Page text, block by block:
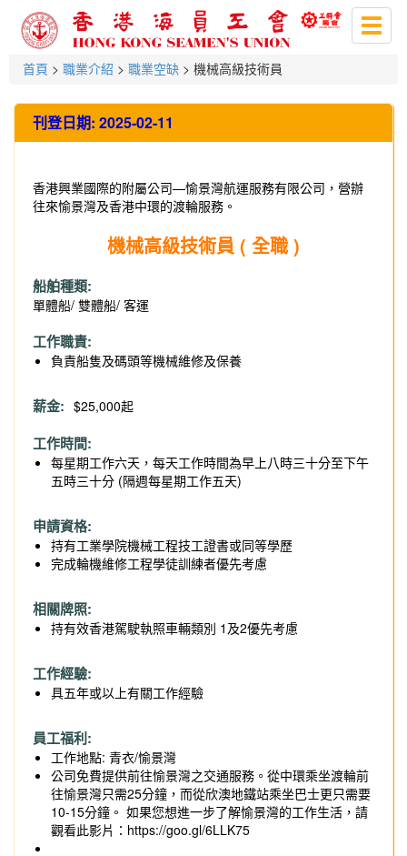
首頁 > 職業介紹 > 職業空缺 > 機械高級技術員
刊登日期: 2025-02-11
香港興業國際的附屬公司—愉景灣航運服務有限公司，營辦
往來愉景灣及香港中環的渡輪服務。
機械高級技術員 ( 全職 )
船舶種類:
單體船/ 雙體船/ 客運
工作職責:
負責船隻及碼頭等機械維修及保養
薪金: $25,000起
工作時間:
每星期工作六天，每天工作時間為早上八時三十分至下午
五時三十分 (隔週每星期工作五天)
申請資格:
持有工業學院機械工程技工證書或同等學歷
完成輪機維修工程學徒訓練者優先考慮
相關牌照:
持有效香港駕駛執照車輛類別 1及2優先考慮
工作經驗:
具五年或以上有關工作經驗
員工福利:
工作地點: 青衣/愉景灣
公司免費提供前往愉景灣之交通服務。從中環乘坐渡輪前
往愉景灣只需25分鐘，而從欣澳地鐵站乘坐巴士更只需要
10-15分鐘。 如果您想進一步了解愉景灣的工作生活，請
觀看此影片：https://goo.gl/6LLK75